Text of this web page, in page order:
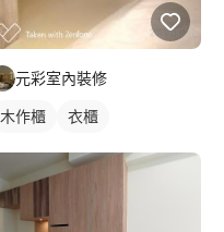
元彩室內裝修
木作櫃 衣櫃